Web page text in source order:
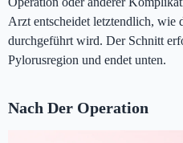
Arzt entscheidet letztendlich,
durchgeführt wird. Der Schnitt
Pylorusregion und endet unten.
Nach Der Operation